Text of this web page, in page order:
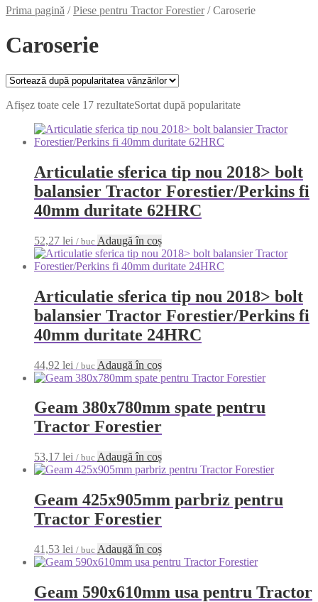
Prima pagină /Piese pentru Tractor Forestier/Caroserie
Caroserie
Afișez toate cele 17 rezultateSortat după popularitate
Articulatie sferica tip nou 2018> bolt
balansier Tractor Forestier/Perkins fi
40mm duritate 62HRC
52,27 lei / buc Adaugă în coș
Articulatie sferica tip nou 2018> bolt
balansier Tractor Forestier/Perkins fi
40mm duritate 24HRC
44,92 lei / buc Adaugă în coș
Geam 380x780mm spate pentru
Tractor Forestier
53,17 lei / buc Adaugă în coș
Geam 425x905mm parbriz pentru
Tractor Forestier
41,53 lei / buc Adaugă în coș
Geam 590x610mm usa pentru Tractor